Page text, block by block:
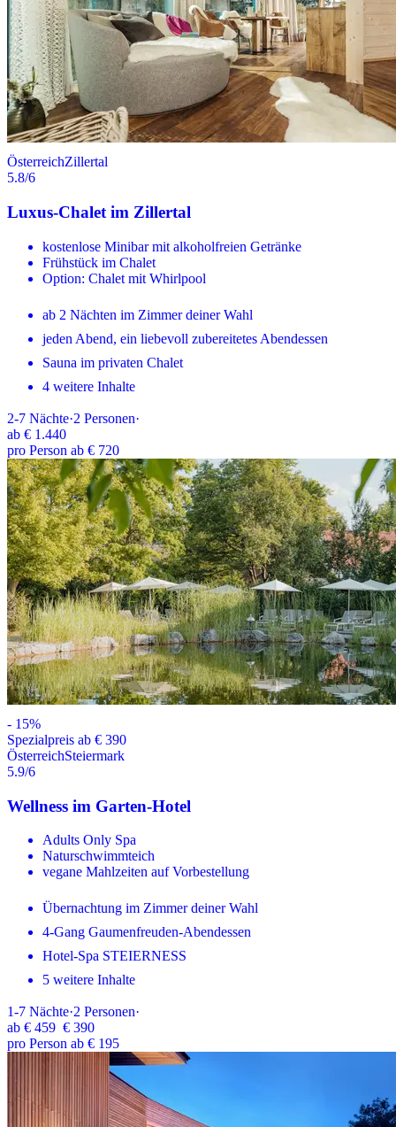
ÖsterreichZillertal
5.8/6
Luxus-Chalet im Zillertal
kostenlose Minibar mit alkoholfreien Getränke
Frühstück im Chalet
Option: Chalet mit Whirlpool
ab 2 Nächten im Zimmer deiner Wahl
jeden Abend, ein liebevoll zubereitetes Abendessen
Sauna im privaten Chalet
4 weitere Inhalte
2-7 Nächte·2 Personen·
ab € 1.440
pro Person ab € 720
- 15%
Spezialpreis ab € 390
ÖsterreichSteiermark
5.9/6
Wellness im Garten-Hotel
Adults Only Spa
Naturschwimmteich
vegane Mahlzeiten auf Vorbestellung
Übernachtung im Zimmer deiner Wahl
4-Gang Gaumenfreuden-Abendessen
Hotel-Spa STEIERNESS
5 weitere Inhalte
1-7 Nächte·2 Personen·
ab € 459 € 390
pro Person ab € 195